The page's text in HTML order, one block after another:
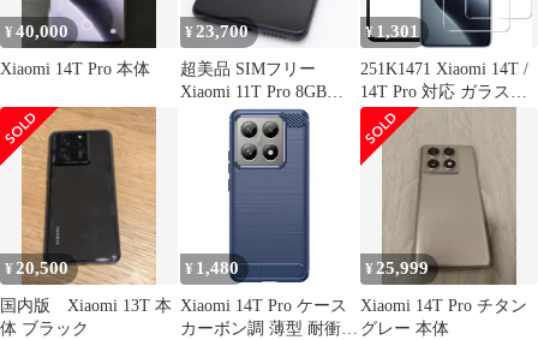
¥40,000
Xiaomi 14T Pro 本体
¥23,700
超美品 SIMフリー
Xiaomi 11T Pro 8GB
128GB メテオライトグ
レー 本体 即日発送 土
日祝発送OK あすつく
¥ 1,301
251K1471 Xiaomi 14T /
14T Pro 対応 ガラスフ
ィルム ２枚入り
¥ 20,500
国内版 Xiaomi 13T 本
体 ブラック
¥ 1,480
Xiaomi 14T Pro ケース
カーボン調 薄型 耐衝撃
¥ 25,999
Xiaomi 14T Pro チタン
グレー 本体